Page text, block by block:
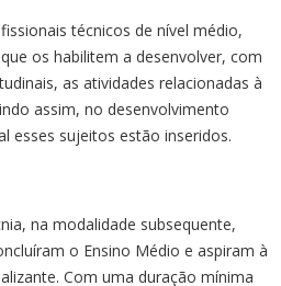
técnicos de nível médio,
os habilitem a desenvolver, com
as atividades relacionadas à
assim, no desenvolvimento
esses sujeitos estão inseridos.
na modalidade subsequente,
o Ensino Médio e aspiram à
Com uma duração mínima